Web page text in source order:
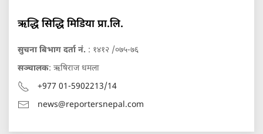
ऋद्धि सिद्धि मिडिया प्रा.लि.
सुचना बिभाग दर्ता नं. : १४१२ /०७५-७६
सञ्चालक: ऋषिराज धमला
+977 01-5902213/14
news@reportersnepal.com